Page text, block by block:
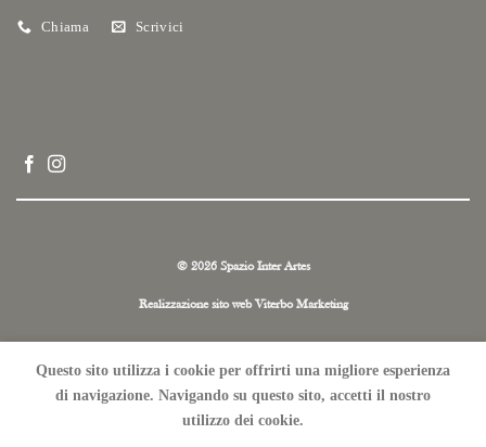
Chiama Scrivici
© 2026 Spazio Inter Artes
Realizzazione sito webViterbo Marketing
Questo sito utilizza i cookie per offrirti una migliore esperienza
di navigazione. Navigando su questo sito, accetti il ​​nostro
utilizzo dei cookie.